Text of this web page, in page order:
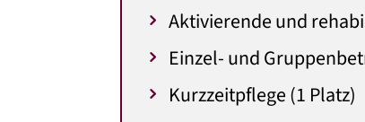
Aktivierende und
Einzel- und
Kurzzeitpflege (1 Platz)